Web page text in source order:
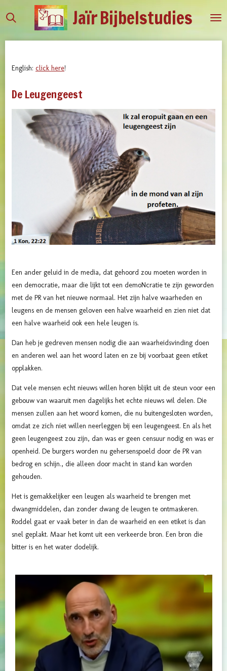
direct
JaïrBijbelstudies
English: click here!
De Leugengeest
Een ander geluid in de media, dat gehoord zou moeten worden in
een democratie, maar die lijkt tot een demoNcratie te zijn geworden
met de PR van het nieuwe normaal. Het zijn halve waarheden en
leugens en de mensen geloven een halve waarheid en zien niet dat
een halve waarheid ook een hele leugen is.
Dan heb je gedreven mensen nodig die aan waarheidsvinding doen
en anderen wel aan het woord laten en ze bij voorbaat geen etiket
opplakken.
Dat vele mensen echt nieuws willen horen blijkt uit de steun voor een
gebouw van waaruit men dagelijks het echte nieuws wil delen. Die
mensen zullen aan het woord komen, die nu buitengesloten worden,
omdat ze zich niet willen neerleggen bij een leugengeest. En als het
geen leugengeest zou zijn, dan was er geen censuur nodig en was er
openheid. De burgers worden nu gehersenspoeld door de PR van
bedrog en schijn., die alleen door macht in stand kan worden
gehouden.
Het is gemakkelijker een leugen als waarheid te brengen met
dwangmiddelen, dan zonder dwang de leugen te ontmaskeren.
Roddel gaat er vaak beter in dan de waarheid en een etiket is dan
snel geplakt. Maar het komt uit een verkeerde bron. Een bron die
bitter is en het water dodelijk.